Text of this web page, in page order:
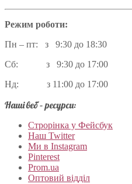
Режим роботи:
Пн – пт: з 9:30 до 18:30
Сб: з 9:30 до 17:00
Нд: з 11:00 до 17:00
Наші веб – ресурси:
Строрінка у Фейсбук
Наш Twitter
Ми в Instagram
Pinterest
Prom.ua
Оптовий відділ